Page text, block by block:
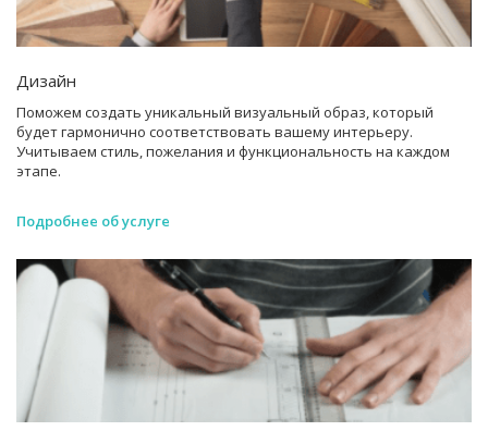
Дизайн
Поможем создать уникальный визуальный образ, который
будет гармонично соответствовать вашему интерьеру.
Учитываем стиль, пожелания и функциональность на каждом
этапе.
Подробнее об услуге